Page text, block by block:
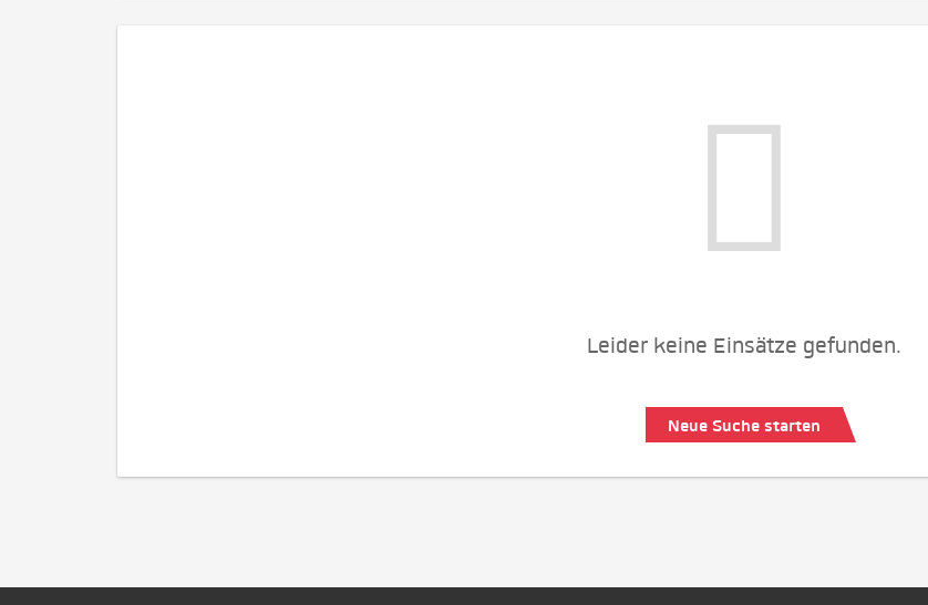
Leider keine Einsätze gefunden.
Neue Suche starten